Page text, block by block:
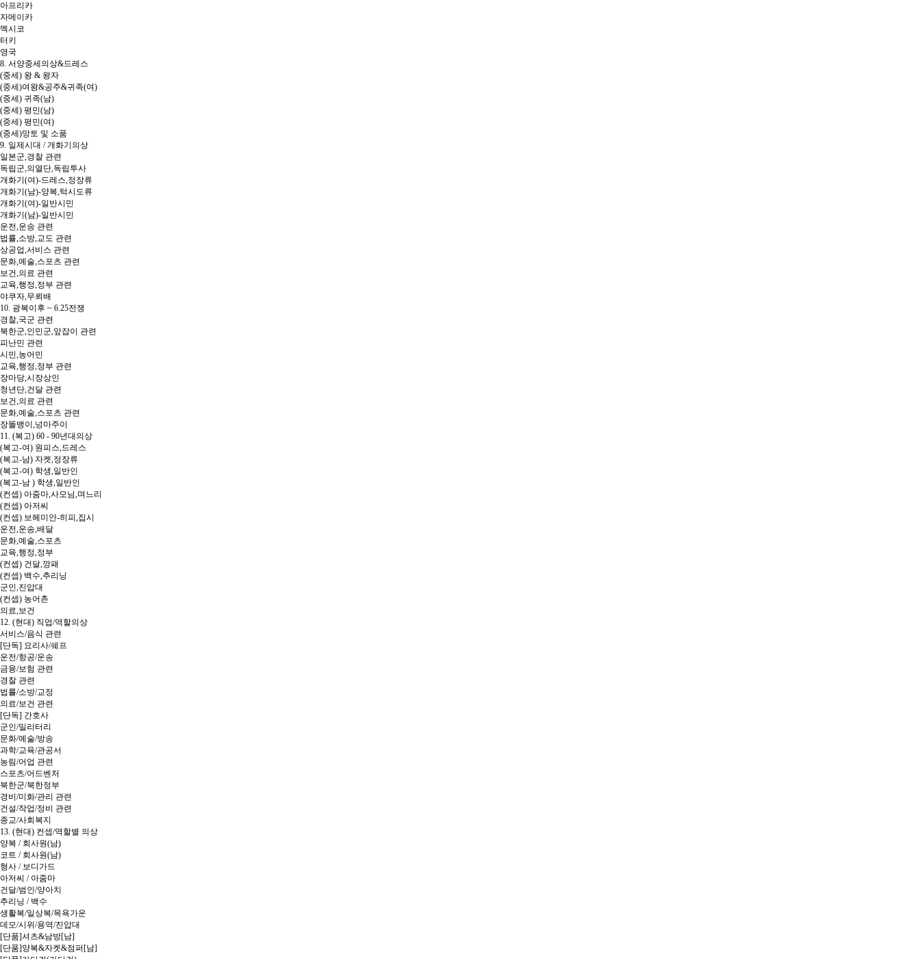
아프리카
자메이카
멕시코
터키
영국
8. 서양중세의상&드레스
(중세) 왕 & 왕자
(중세)여왕&공주&귀족(여)
(중세) 귀족(남)
(중세) 평민(남)
(중세) 평민(여)
(중세)망토 및 소품
9. 일제시대 / 개화기의상
일본군,경찰 관련
독립군,의열단,독립투사
개화기(여)-드레스,정장류
개화기(남)-양복,턱시도류
개화기(여)-일반시민
개화기(남)-일반시민
운전,운송 관련
법률,소방,교도 관련
상공업,서비스 관련
문화,예술,스포츠 관련
보건,의료 관련
교육,행정,정부 관련
야쿠자,무뢰배
10. 광복이후 ~ 6.25전쟁
경찰,국군 관련
북한군,인민군,앞잡이 관련
피난민 관련
시민,농어민
교육,행정,정부 관련
장마당,시장상인
청년단,건달 관련
보건,의료 관련
문화,예술,스포츠 관련
장똘뱅이,넝마주이
11. (복고) 60 - 90년대의상
(복고-여) 원피스,드레스
(복고-남) 자켓,정장류
(복고-여) 학생,일반인
(복고-남 ) 학생,일반인
(컨셉) 아줌마,사모님,며느리
(컨셉) 아저씨
(컨셉) 보헤미안-히피,집시
운전,운송,배달
문화,예술,스포츠
교육,행정,정부
(컨셉) 건달,깡패
(컨셉) 백수,추리닝
군인,진압대
(컨셉) 농어촌
의료,보건
12. (현대) 직업/역할의상
서비스/음식 관련
[단독] 요리사/쉐프
운전/항공/운송
금융/보험 관련
경찰 관련
법률/소방/교정
의료/보건 관련
[단독] 간호사
군인/밀리터리
문화/예술/방송
과학/교육/관공서
농림/어업 관련
스포츠/어드벤처
북한군/북한정부
경비/미화/관리 관련
건설/작업/정비 관련
종교/사회복지
13. (현대) 컨셉/역할별 의상
양복 / 회사원(남)
코트 / 회사원(남)
형사 / 보디가드
아저씨 / 아줌마
건달/범인/양아치
추리닝 / 백수
생활복/일상복/목욕가운
데모/시위/용역/진압대
[단품]셔츠&남방[남]
[단품]양복&자켓&점퍼[남]